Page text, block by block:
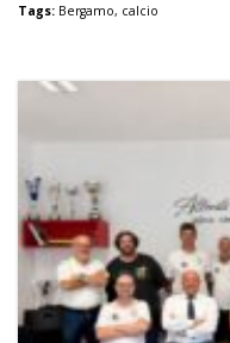
Tags: Bergamo, calcio